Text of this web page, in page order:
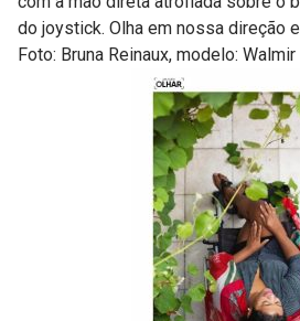
do joystick. Olha em nossa direção
Foto: Bruna Reinaux, modelo: